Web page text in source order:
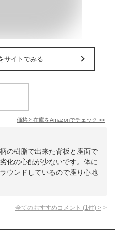
サイトでみる
価格と在庫をAmazonでチェック >>
の樹脂で出来た背板と座面で
化の心配が少ないです。体に
ウンドしているので座り心地
全てのおすすめコメント (1 件) >